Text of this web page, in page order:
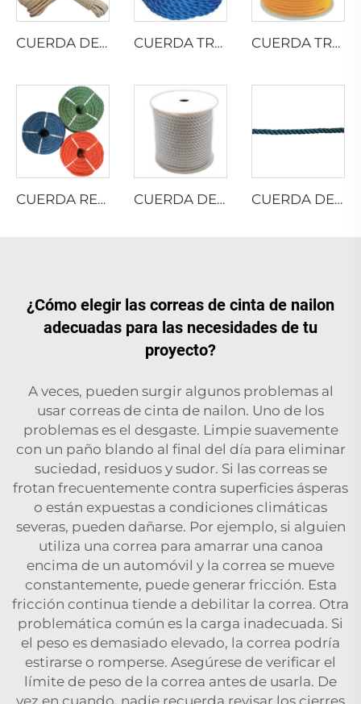
CUERDA DE SISAL TRENZADA CUERDA TRENZADA DE PELÍCULA DIVIDIDA DE PP CUERDA TRENZADA DE MONOFILAMENTO DE PP
CUERDA RETORCIDA DE PE RECICLADO CUERDA DE POLIÉSTER MULTIFILAMENTO RETORCIDA CUERDA DE POLIÉSTER MULTIFILAMENTO RETORCIDA
¿Cómo elegir las correas de cinta de nailon
adecuadas para las necesidades de tu
proyecto?
A veces, pueden surgir algunos problemas al
usar correas de cinta de nailon. Uno de los
problemas es el desgaste. Limpie suavemente
con un paño blando al final del día para eliminar
suciedad, residuos y sudor. Si las correas se
frotan frecuentemente contra superficies ásperas
o están expuestas a condiciones climáticas
severas, pueden dañarse. Por ejemplo, si alguien
utiliza una correa para amarrar una canoa
encima de un automóvil y la correa se mueve
constantemente, puede generar fricción. Esta
fricción continua tiende a debilitar la correa. Otra
problemática común es la carga inadecuada. Si
el peso es demasiado elevado, la correa podría
estirarse o romperse. Asegúrese de verificar el
límite de peso de la correa antes de usarla. De
vez en cuando, nadie recuerda revisar los cierres